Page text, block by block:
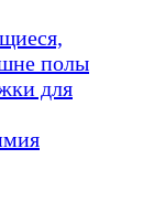
полы
для